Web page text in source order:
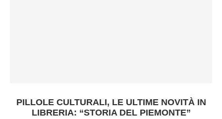
PILLOLE CULTURALI, LE ULTIME NOVITÀ IN
LIBRERIA: “STORIA DEL PIEMONTE”